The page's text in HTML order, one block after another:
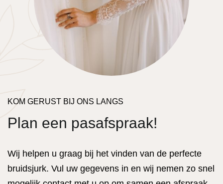
KOM GERUST BIJ ONS LANGS
Plan een pasafspraak!
Wij helpen u graag bij het vinden van de perfecte
bruidsjurk. Vul uw gegevens in en wij nemen zo snel